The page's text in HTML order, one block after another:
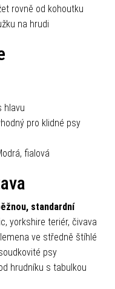
rovně od kohoutku
na hrudi
hlavu
pro klidné psy
fialová
standardní
yorkshire teriér, čivava
ve středně štíhlé
psy
hrudníku s tabulkou